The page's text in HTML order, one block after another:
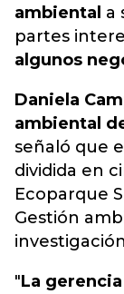
ambiental a
partes
algunos
Daniela
ambiental
señaló que
dividida en
Ecoparque
Gestión
"La